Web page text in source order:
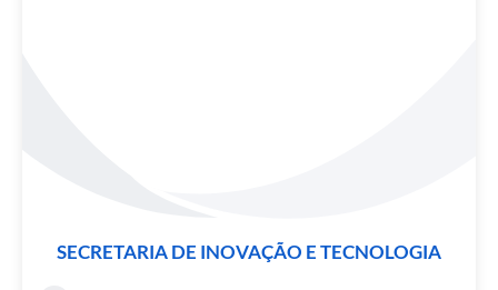
SECRETARIA DE INOVAÇÃO E TECNOLOGIA